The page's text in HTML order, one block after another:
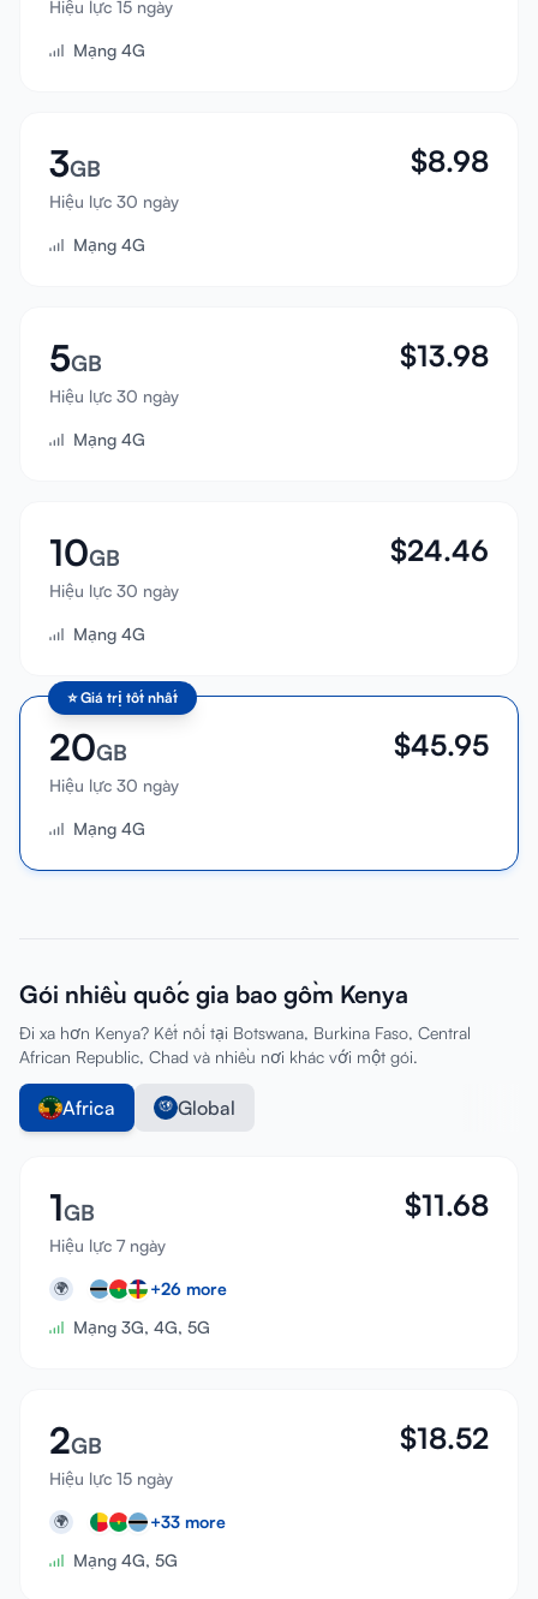
Đăng nhập
Hiệu lực 15 ngày
Mạng 4G
3GB
Hiệu lực 30 ngày
$8.98
Mạng 4G
5GB
Hiệu lực 30 ngày
$13.98
Mạng 4G
10GB
Hiệu lực 30 ngày
$24.46
Mạng 4G
⭐Giá trị tốt nhất
20GB
Hiệu lực 30 ngày
$45.95
Mạng 4G
Gói nhiều quốc gia bao gồm Kenya
Đi xa hơn Kenya? Kết nối tại Botswana, Burkina Faso, Central
African Republic, Chad và nhiều nơi khác với một gói.
Africa Global
1GB
Hiệu lực 7 ngày
$11.68
🌍 +26 more
Mạng 3G, 4G, 5G
2GB
Hiệu lực 15 ngày
$18.52
🌍 +33 more
Mạng 4G, 5G